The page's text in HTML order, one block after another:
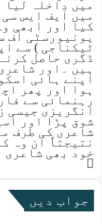
میں آیف ایس
کیا اور ابھی
یونیورسٹی آف
ٹیکناجی ) سے
ڈگری حاصل
ہیں ۔اور
اپنے ہائی
ہوا اور پھر
رہنمائی سے
انگریزی جیسی
شوق پڑا اور
شاعری کی طرف
نتیجتاً ان وہ
خود بھی شاعری
Website
جواب دیں